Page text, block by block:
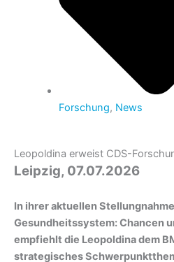
Forschung, News
Leopoldina erweist CDS-
Leipzig, 07.07.2026
In ihrer aktuellen
Gesundheitssystem: Chancen
empfiehlt die Leopoldina dem
strategisches